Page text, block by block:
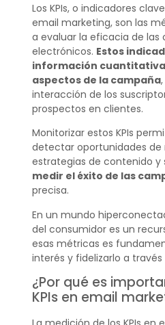
Los KPIs, o indicadores
email marketing, son las
a evaluar la eficacia de las
electrónicos. Estos
información
aspectos de la campaña
interacción de los
prospectos en clientes.
Monitorizar estos KPIs
detectar oportunidades de
estrategias de contenido y
medir el éxito de las
precisa.
En un mundo
del consumidor es un
esas métricas es
interés y fidelizarlo a
¿Por qué es
KPIs en email